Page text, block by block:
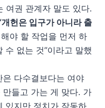
여권 관계자 말도 있다.
헌은 입구가 아니라 출
야 할 작업을 먼저 하
수 없는 것”이라고 말했
다수결보다는 여야
들고 가는 게 맞다. 가
있지만 정치가 작동하